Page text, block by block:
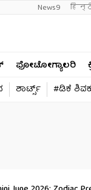
News9
ಫೋಟೋಗ್ಯಾಲರಿ
ಶಾರ್ಟ್ಸ್​ #ಡಿಕೆ